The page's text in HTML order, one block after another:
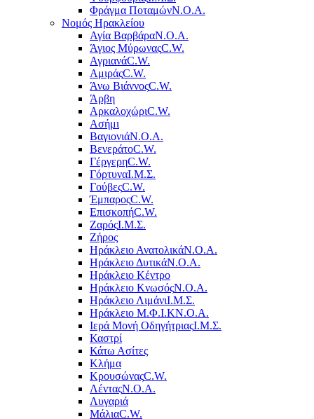
Φράγμα ΠοταμώνΝ.Ο.Α.
Νομός Ηρακλείου
Αγία ΒαρβάραΝ.Ο.Α.
Άγιος ΜύρωναςC.W.
ΑγριανάC.W.
ΑμιράςC.W.
Άνω ΒιάννοςC.W.
Άρβη
ΑρκαλοχώριC.W.
Ασήμι
ΒαγιονιάΝ.Ο.Α.
ΒενεράτοC.W.
ΓέργερηC.W.
ΓόρτυναΙ.Μ.Σ.
ΓούβεςC.W.
ΈμπαροςC.W.
ΕπισκοπήC.W.
ΖαρόςΙ.Μ.Σ.
Ζήρος
Ηράκλειο ΑνατολικάΝ.Ο.Α.
Ηράκλειο ΔυτικάΝ.Ο.Α.
Ηράκλειο Κέντρο
Ηράκλειο ΚνωσόςΝ.Ο.Α.
Ηράκλειο ΛιμάνιΙ.Μ.Σ.
Ηράκλειο Μ.Φ.Ι.ΚΝ.Ο.Α.
Ιερά Μονή ΟδηγήτριαςΙ.Μ.Σ.
Καστρί
Κάτω Ασίτες
Κλήμα
ΚρουσώναςC.W.
ΛένταςΝ.Ο.Α.
Λυγαριά
ΜάλιαC.W.